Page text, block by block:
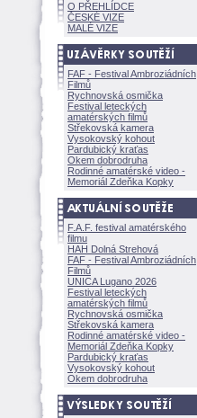
O PŘEHLÍDCE
ČESKÉ VIZE
MALÉ VIZE
FAF - Festival Ambroziádních
Filmů
Rychnovská osmička
Festival leteckých
amatérských filmů
Střekovská kamera
Vysokovský kohout
Pardubický kraťas
Okem dobrodruha
Rodinné amatérské video -
Memoriál Zdeňka Kopky
F.A.F. festival amatérského
filmu
HAH Dolná Strehov
FAF - Festival Ambroziádních
Filmů
UNICA Lugano 2026
Festival leteckých
amatérských filmů
Rychnovská osmička
Střekovská kamera
Rodinné amatérské video -
Memoriál Zdeňka Kopky
Pardubický kraťas
Vysokovský kohout
Okem dobrodruha